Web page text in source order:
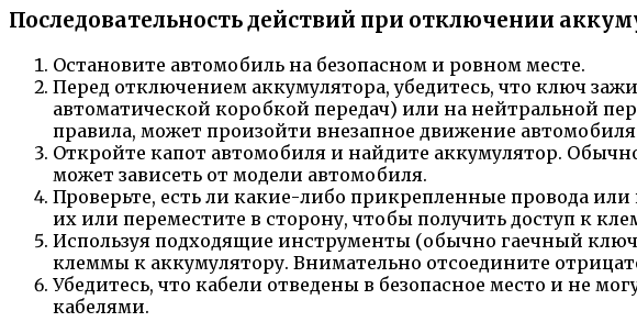
Последовательность действий при отключении
Остановите автомобиль на безопасном и ровном месте.
Перед отключением аккумулятора, убедитесь, что ключ
автоматической коробкой передач) или на нейтральной
правила, может произойти внезапное движение
Откройте капот автомобиля и найдите аккумулятор.
может зависеть от модели автомобиля.
Проверьте, есть ли какие-либо прикрепленные провода
их или переместите в сторону, чтобы получить доступ к
Используя подходящие инструменты (обычно гаечный
клеммы к аккумулятору. Внимательно отсоедините
Убедитесь, что кабели отведены в безопасное место и не
кабелями.